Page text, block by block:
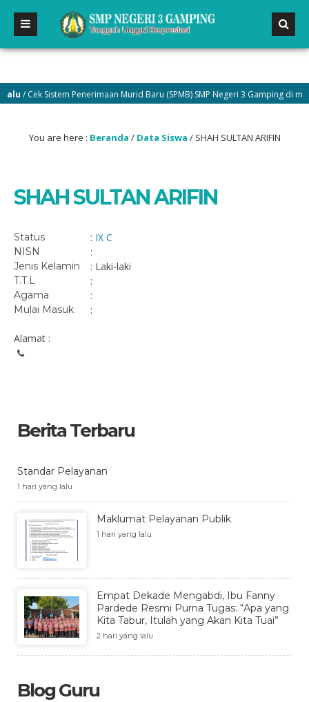
/ Cek Sistem Penerimaan Murid Baru (SPMB) SMP Negeri 3 Gamping di
You are here : Beranda / Data Siswa / SHAH SULTAN ARIFIN
SHAH SULTAN ARIFIN
Status : IX C
NISN :
Jenis Kelamin : Laki-laki
T.T.L :
Agama :
Mulai Masuk :
Alamat :
Berita Terbaru
Standar Pelayanan
1 hari yang lalu
Maklumat Pelayanan Publik
1 hari yang lalu
Empat Dekade Mengabdi, Ibu Fanny
Pardede Resmi Purna Tugas: “Apa yang
Kita Tabur, Itulah yang Akan Kita Tuai”
2 hari yang lalu
Blog Guru